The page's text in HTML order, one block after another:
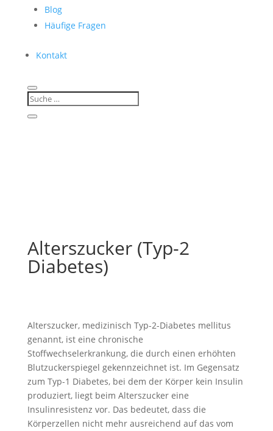
Blog
Häufige Fragen
Kontakt
Alterszucker (Typ-2
Diabetes)
Alterszucker, medizinisch Typ-2-Diabetes mellitus
genannt, ist eine chronische
Stoffwechselerkrankung, die durch einen erhöhten
Blutzuckerspiegel gekennzeichnet ist. Im Gegensatz
zum Typ-1 Diabetes, bei dem der Körper kein Insulin
produziert, liegt beim Alterszucker eine
Insulinresistenz vor. Das bedeutet, dass die
Körperzellen nicht mehr ausreichend auf das vom